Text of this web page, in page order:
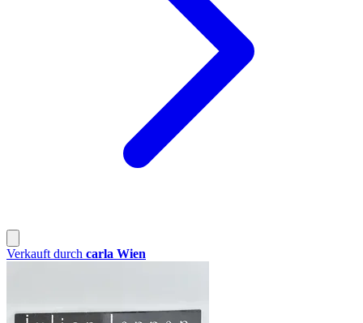
Verkauft durch carla Wien